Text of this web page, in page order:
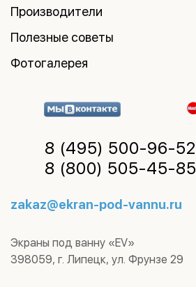
Производители
Полезные советы
Фотогалерея
8 (495) 500-96-52
8 (800) 505-45-85
zakaz@ekran-pod-vannu.ru
Экраны под ванну «EV»
398059, г. Липецк, ул. Фрунзе 29